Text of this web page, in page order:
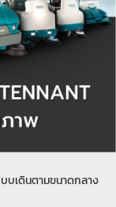
บเดินตามขนาดกลาง